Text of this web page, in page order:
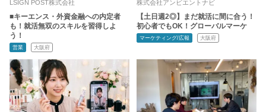
LSIGN POST株式会社
■キーエンス・外資金融への内定者
も！就活無双のスキルを習得しよ
う！
営業 大阪府
株式会社アンビエントナビ
【土日週2◎】まだ就活に間に合う！
初心者でもOK！グローバルマーケ
マーケティング/広報 大阪府